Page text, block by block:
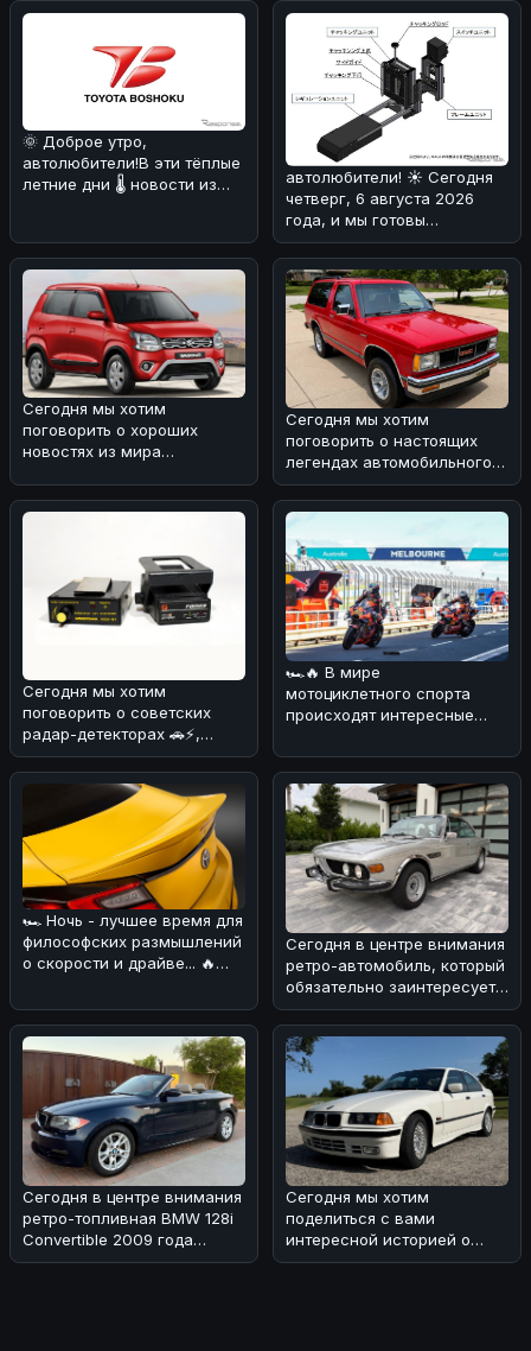
🌞 Доброе утро,
автолюбители!В эти тёплые
летние дни 🌡️ новости из
автолюбители! ☀️ Сегодня
четверг, 6 августа 2026
года, и мы готовы
поделиться с вами
интересной ново
Сегодня мы хотим
поговорить о хороших
новостях из мира
Maruti
Сегодня мы хотим
поговорить о настоящих
легендах автомобильного
мира. 🌀 Вспоминая ранние
дни сегмен
Сегодня мы хотим
поговорить о советских
радар-детекторах 🚗⚡,
которые в конце прошлого
века заполони
🏎🔥 В мире
мотоциклетного спорта
происходят интересные
преддверии нового сезона
Wor
🏎 Ночь - лучшее время для
философских размышлений
о скорости и драйве... 🔥
Сегодня в центре внимания
ретро-автомобиль, который
обязательно заинтересует
поклонников BMW! 🏎Речь
Сегодня в центре внимания
ретро-топливная BMW 128i
Convertible 2009 года
выпуска с 6-скоростной
Сегодня мы хотим
поделиться с вами
интересной историей о
редком экземпляре BMW